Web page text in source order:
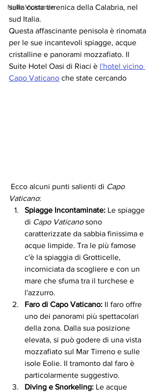
Nelle Vicinanze
sulla costa tirrenica della Calabria, nel
sud Italia.
Questa affascinante penisola è rinomata
per le sue incantevoli spiagge, acque
cristalline e panorami mozzafiato. Il
Suite Hotel Oasi di Riaci è l'hotel vicino
Capo Vaticano che state cercando
Ecco alcuni punti salienti di Capo
Vaticano:
Spiagge Incontaminate: Le spiagge
di Capo Vaticano sono
caratterizzate da sabbia finissima e
acque limpide. Tra le più famose
c'è la spiaggia di Grotticelle,
incorniciata da scogliere e con un
mare che sfuma tra il turchese e
l'azzurro.
Faro di Capo Vaticano: Il faro offre
uno dei panorami più spettacolari
della zona. Dalla sua posizione
elevata, si può godere di una vista
mozzafiato sul Mar Tirreno e sulle
isole Eolie. Il tramonto dal faro è
particolarmente suggestivo.
Diving e Snorkeling: Le acque